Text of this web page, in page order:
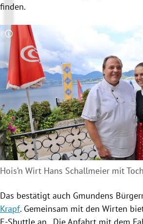
finden.
Copyright-Hinweis öffnen/schließen
Hois’n Wirt Hans Schallmeier mit
Das bestätigt auch Gmundens
Krapf. Gemeinsam mit den Wirten
E-Shuttle an. „Die Anfahrt mit dem